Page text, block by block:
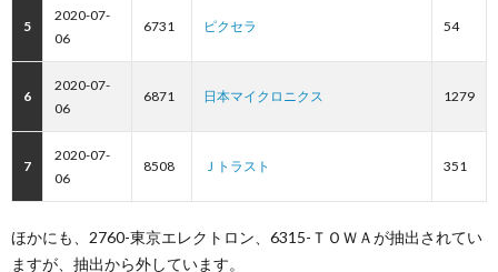
5
2020-07-
06
6731 ピクセラ 54
6
2020-07-
06
6871 日本マイクロニクス 1279
7
2020-07-
06
8508 Ｊトラスト 351
ほかにも、2760-東京エレクトロン、6315-ＴＯＷＡが抽出されてい
ますが、抽出から外しています。